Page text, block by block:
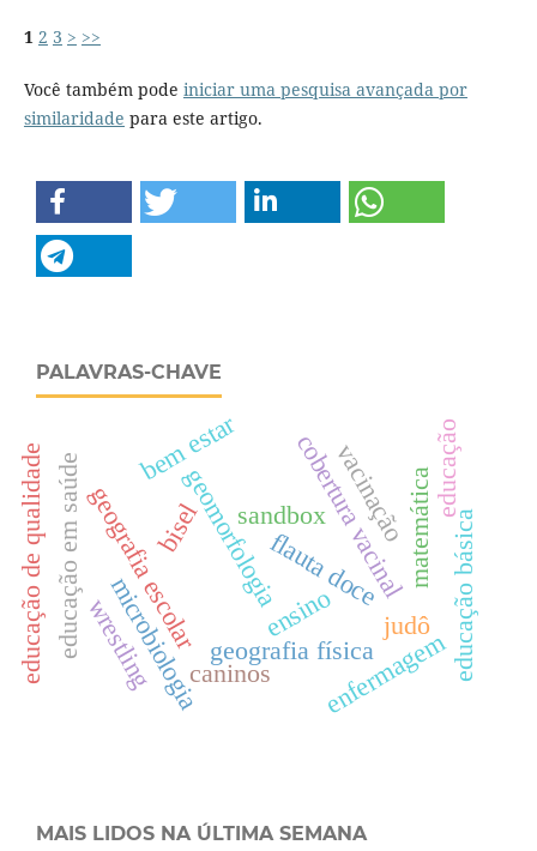
1 2 3 > >>
Você também pode iniciar uma pesquisa avançada por
similaridade para este artigo.
PALAVRAS-CHAVE
geografia física
geomorfologia
geografia escolar sandboxcobertura vacinal
educação em saúde
enfermagem
vacinação
microbiologia ensino educação básica
bisel flauta doce
educação de qualidade matemática
bem estar educação
judô
wrestling caninos
MAIS LIDOS NA ÚLTIMA SEMANA